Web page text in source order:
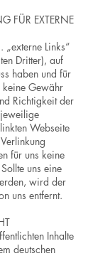
FÜR EXTERNE
„externe Links“
Dritter), auf
haben und für
Gewähr
Richtigkeit der
Webseite
für uns keine
uns eine
wird der
uns entfernt.
Inhalte
deutschen